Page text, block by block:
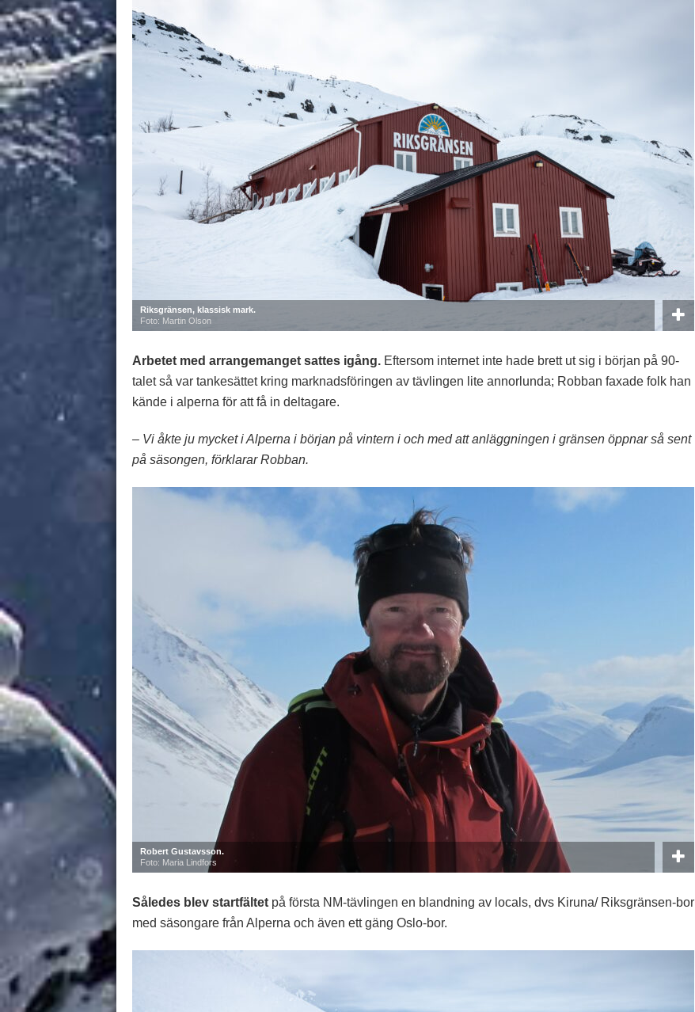
Riksgränsen, klassisk mark.
Foto: Martin Olson
Arbetet med arrangemanget sattes igång. Eftersom internet inte hade brett ut sig i början på 90-
talet så var tankesättet kring marknadsföringen av tävlingen lite annorlunda; Robban faxade folk han
kände i alperna för att få in deltagare.
– Vi åkte ju mycket i Alperna i början på vintern i och med att anläggningen i gränsen öppnar så sent
på säsongen, förklarar Robban.
Robert Gustavsson.
Foto: Maria Lindfors
Således blev startfältet på första NM-tävlingen en blandning av locals, dvs Kiruna/ Riksgränsen-bor
med säsongare från Alperna och även ett gäng Oslo-bor.